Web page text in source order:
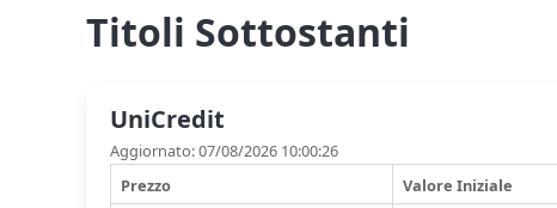
Titoli Sottostanti
UniCredit
Aggiornato: 07/08/2026 10:00:26
Prezzo
Valore Iniziale